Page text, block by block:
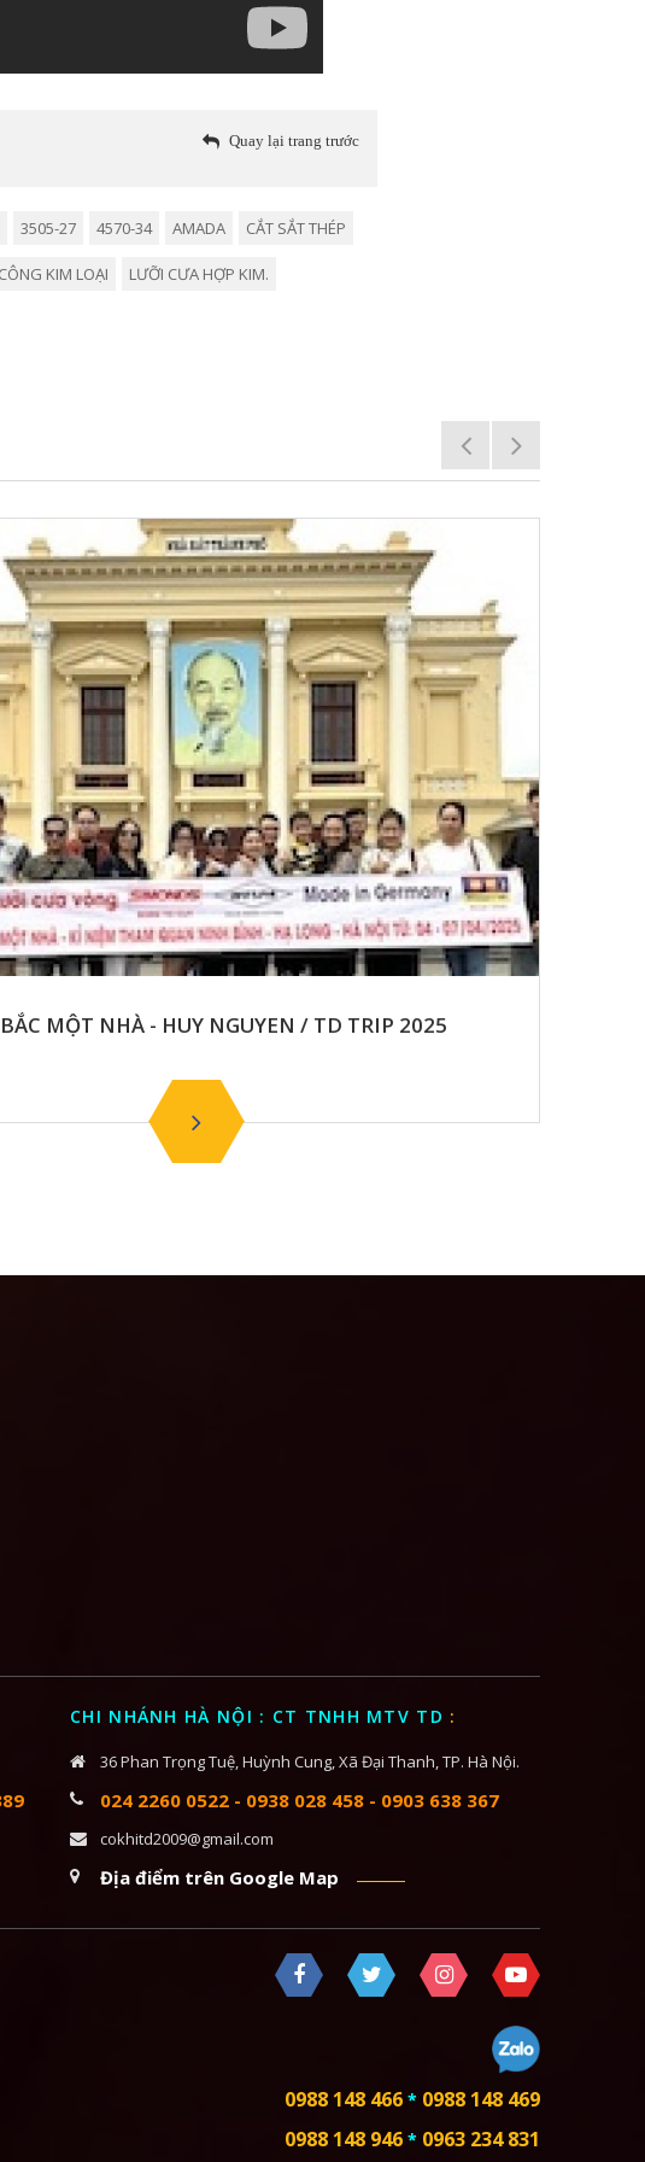
Quay lại trang trước
3505-27 4570-34 AMADA CẮT SẮT THÉP
KIM LOẠI LƯỠI CƯA HỢP KIM.
MỘT NHÀ - HUY NGUYEN / TD TRIP 2025
CHI NHÁNH HÀ NỘI : CT TNHH MTV TD :
36 Phan Trọng Tuệ, Huỳnh Cung, Xã Đại Thanh, TP. Hà Nội.
024 2260 0522 - 0938 028 458 - 0903 638 367
cokhitd2009@gmail.com
Địa điểm trên Google Map
0988 148 466 * 0988 148 469
0988 148 946 * 0963 234 831